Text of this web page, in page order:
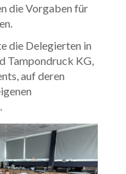
die Vorgaben für
die Delegierten in
Tampondruck KG,
auf deren